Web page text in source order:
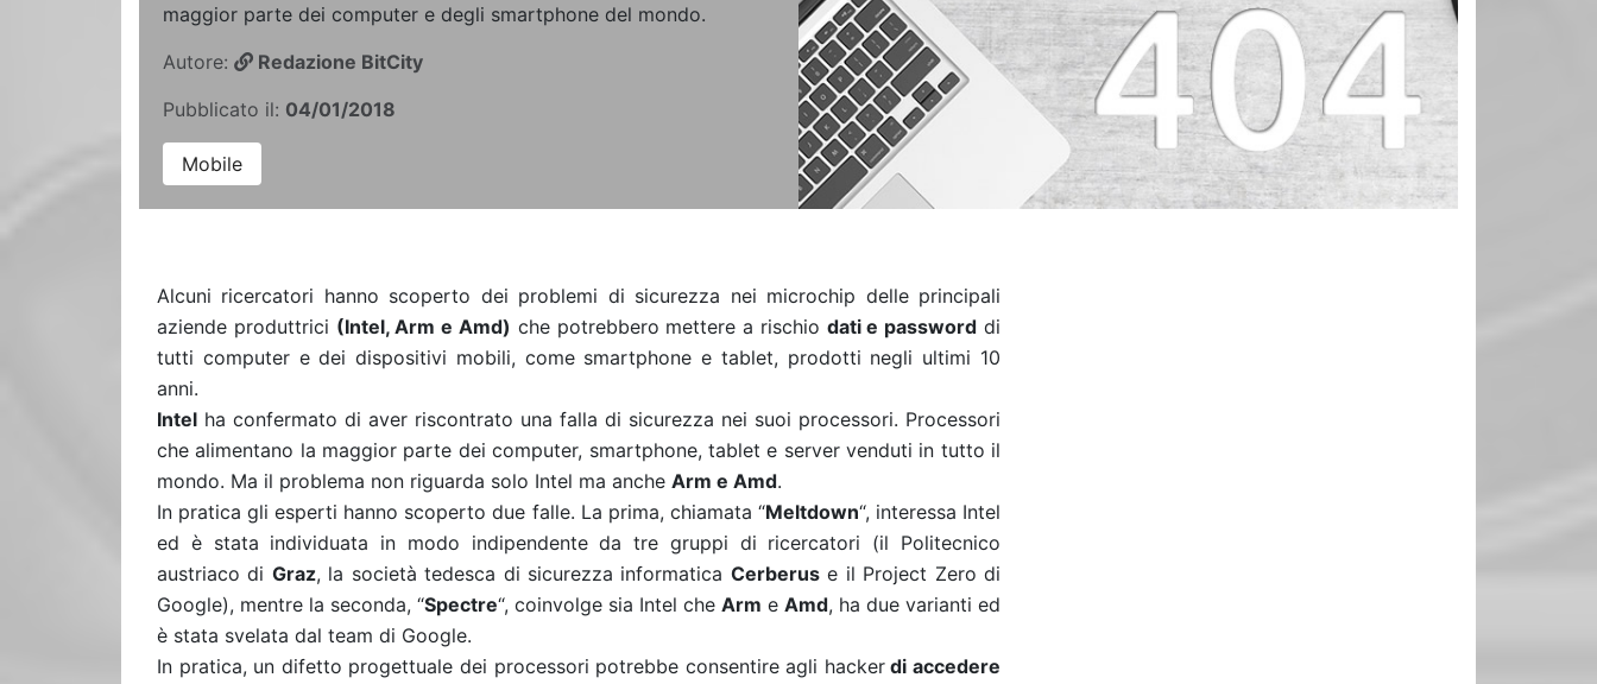
maggior parte dei computer e degli smartphone del mondo.
Autore:
Redazione BitCity
Pubblicato il: 04/01/2018
Mobile
Alcuni ricercatori hanno scoperto dei problemi di sicurezza nei microchip delle principali
aziende produttrici (Intel, Arm e Amd) che potrebbero mettere a rischio dati e password di
tutti computer e dei dispositivi mobili, come smartphone e tablet, prodotti negli ultimi 10
anni.
Intel ha confermato di aver riscontrato una falla di sicurezza nei suoi processori. Processori
che alimentano la maggior parte dei computer, smartphone, tablet e server venduti in tutto il
mondo. Ma il problema non riguarda solo Intel ma anche Arm e Amd.
In pratica gli esperti hanno scoperto due falle. La prima, chiamata “Meltdown“, interessa Intel
ed è stata individuata in modo indipendente da tre gruppi di ricercatori (il Politecnico
austriaco di Graz, la società tedesca di sicurezza informatica Cerberuse il Project Zero di
Google), mentre la seconda, “Spectre“, coinvolge sia Intel che Arm e Amd, ha due varianti ed
è stata svelata dal team di Google.
In pratica, un difetto progettuale dei processori potrebbe consentire agli hackerdi accedere